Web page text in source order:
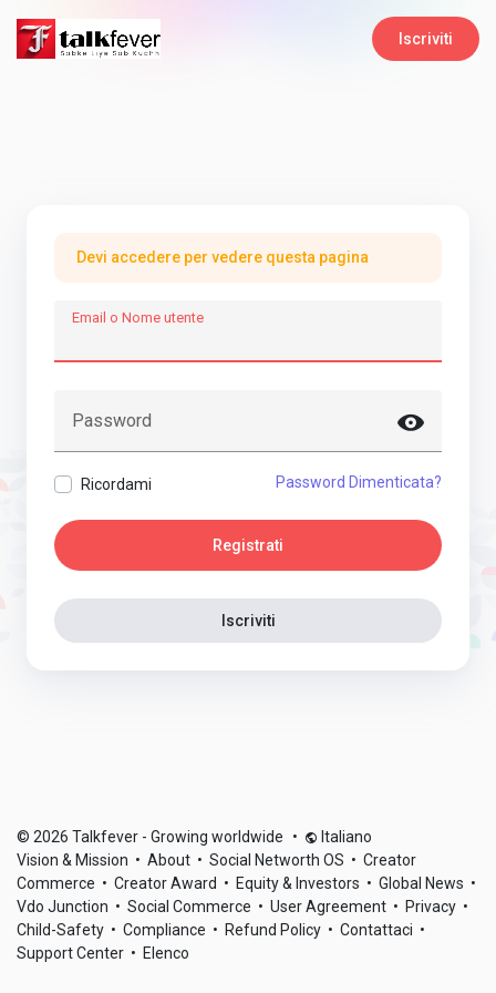
Iscriviti
Devi accedere per vedere questa pagina
Email o Nome utente
Password
Ricordami Password Dimenticata?
Registrati
Iscriviti
© 2026 Talkfever - Growing worldwide •
Italiano
Vision & Mission • About • Social Networth OS • Creator
Commerce • Creator Award • Equity & Investors • Global News •
Vdo Junction • Social Commerce • User Agreement • Privacy •
Child-Safety • Compliance • Refund Policy • Contattaci •
Support Center • Elenco